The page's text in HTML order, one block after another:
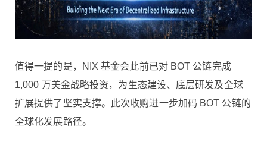
值得一提的是，NIX 基金会此前已对 BOT 公链完成
1,000 万美金战略投资，为生态建设、底层研发及全球
扩展提供了坚实支撑。此次收购进一步加码 BOT 公链的
全球化发展路径。